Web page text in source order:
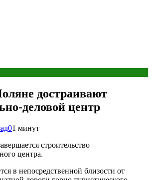
достраивают
деловой центр
01 минут
строительство
центра.
в непосредственной близости от